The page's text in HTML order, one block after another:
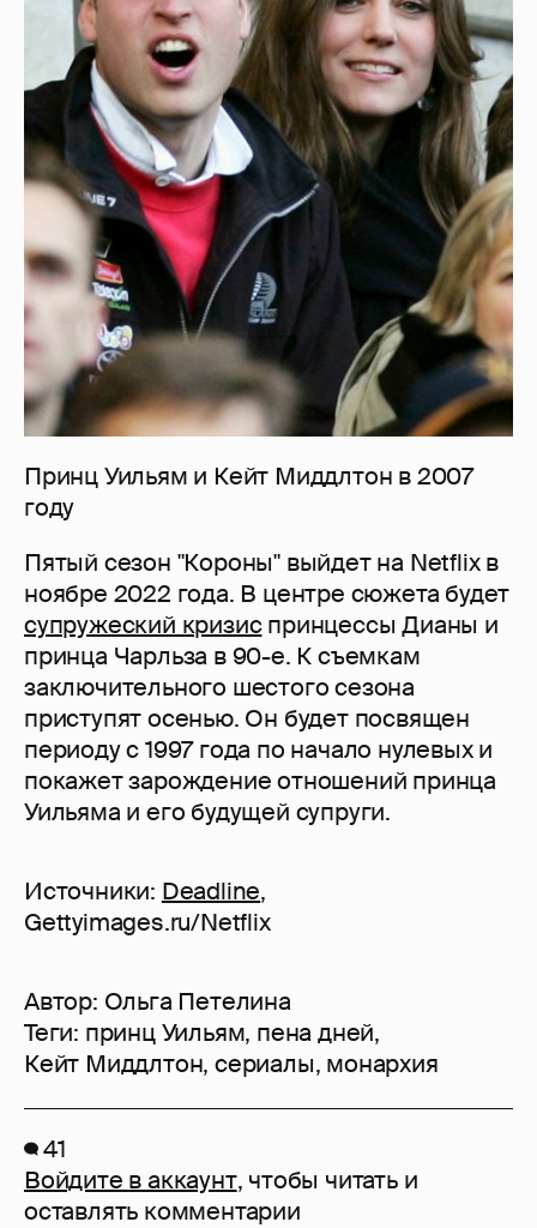
Принц Уильям и Кейт Миддлтон в 2007
году
Пятый сезон "Короны" выйдет на Netflix в
ноябре 2022 года. В центре сюжета будет
супружеский кризиспринцессы Дианы и
принца Чарльза в 90-е. К съемкам
заключительного шестого сезона
приступят осенью. Он будет посвящен
периоду с 1997 года по начало нулевых и
покажет зарождение отношений принца
Уильяма и его будущей супруги.
Источники: Deadline,
Gettyimages.ru/Netflix
Автор: Ольга Петелина
Теги: принц Уильям, пена дней,
Кейт Миддлтон,сериалы, монархия
41
Войдите в аккаунт, чтобы читать и
оставлять комментарии